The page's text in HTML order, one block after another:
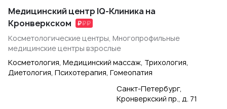
Медицинский центр IQ-Клиника на
Кронверкском
Косметологические центры, Многопрофильные
медицинские центры взрослые
Косметология, Медицинский массаж, Трихология,
Диетология, Психотерапия, Гомеопатия
Санкт-Петербург,
Кронверкский пр., д. 71